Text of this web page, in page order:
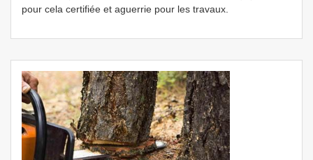
pour cela certifiée et aguerrie pour les travaux.